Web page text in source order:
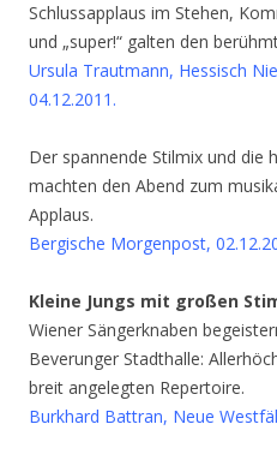
Schlussapplaus im Stehen,
und „super!“ galten den
Ursula Trautmann, Hessisch
04.12.2011.
Der spannende Stilmix und die
machten den Abend zum
Applaus.
Bergische Morgenpost,
Kleine Jungs mit großen
Wiener Sängerknaben
Beverunger Stadthalle:
breit angelegten Repertoire.
Burkhard Battran, Neue